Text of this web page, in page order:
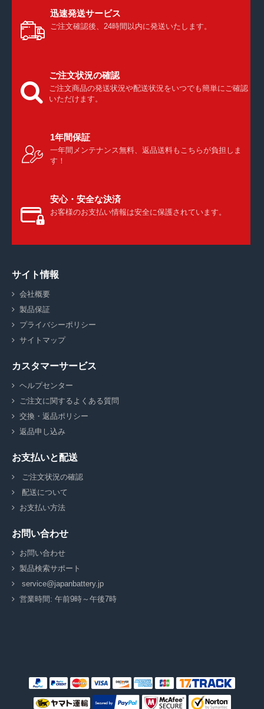
迅速発送サービス
ご注文確認後、24時間以内に発送いたします。
ご注文状況の確認
ご注文商品の発送状況や配送状況をいつでも簡単にご確認
いただけます。
1年間保証
一年間メンテナンス無料、返品送料もこちらが負担しま
す！
安心・安全な決済
お客様のお支払い情報は安全に保護されています。
サイト情報
会社概要
製品保証
プライバシーポリシー
サイトマップ
カスタマーサービス
ヘルプセンター
ご注文に関するよくある質問
交換・返品ポリシー
返品申し込み
お支払いと配送
ご注文状況の確認
配送について
お支払い方法
お問い合わせ
お問い合わせ
製品検索サポート
service@japanbattery.jp
営業時間: 午前9時～午後7時